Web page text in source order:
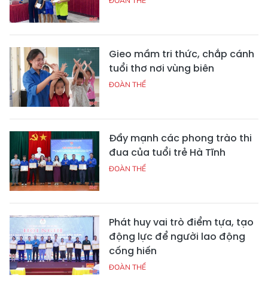
Gieo mầm tri thức, chắp cánh
tuổi thơ nơi vùng biên
ĐOÀN THỂ
Đẩy mạnh các phong trào thi
đua của tuổi trẻ Hà Tĩnh
ĐOÀN THỂ
Phát huy vai trò điểm tựa, tạo
động lực để người lao động
cống hiến
ĐOÀN THỂ